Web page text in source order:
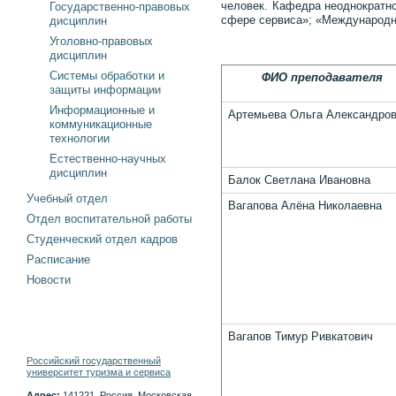
человек. Кафедра
сфере сервиса»;
ФИО преподавателя
Артемьева Ольга
Балок Светлана Ивановна
Вагапова Алёна Николаевна
Вагапов Тимур Ривкатович
Государственно-правовых
дисциплин
Уголовно-правовых
дисциплин
Системы обработки и
защиты информации
Информационные и
коммуникационные
технологии
Естественно-научных
дисциплин
Учебный отдел
Отдел воспитательной работы
Студенческий отдел кадров
Расписание
Новости
Российский государственный
университет туризма и сервиса